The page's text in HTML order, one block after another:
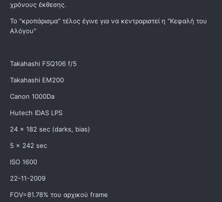
χρόνους έκθεσης.
Το "κροπάρισμα" τέλος έγινε για να κεντραριστεί η "Κεφαλή του
Αλόγου"
Takahashi FSQ106 f/5
Takahashi EM200
Canon 1000Da
Hutech IDAS LPS
24 x 182 sec (darks, bias)
5 x 242 sec
ISO 1600
22-11-2009
FOV=81.78% του αρχικού frame